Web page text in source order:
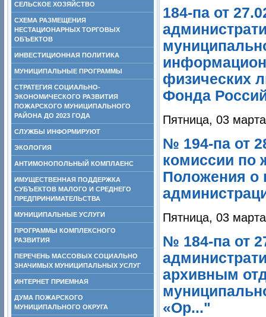
СЕЛЬСКОЕ ХОЗЯЙСТВО
СХЕМА РАЗМЕЩЕНИЯ
НЕСТАЦИОНАРНЫХ ТОРГОВЫХ
ОБЪЕКТОВ
ИНВЕСТИЦИОННАЯ ПОЛИТИКА
МУНИЦИПАЛЬНЫЕ ПРОГРАММЫ
СТРАТЕГИЯ СОЦИАЛЬНО-
ЭКОНОМИЧЕСКОГО РАЗВИТИЯ
ПОЖАРСКОГО МУНИЦИПАЛЬНОГО
РАЙОНА ДО 2023 ГОДА
СЛУЖБЫ ИНФОРМИРУЮТ
ЭКОЛОГИЯ
АНТИМОНОПОЛЬНЫЙ КОМПЛАЕНС
ИМУЩЕСТВЕННАЯ ПОДДЕРЖКА
СУБЪЕКТОВ МАЛОГО И СРЕДНЕГО
ПРЕДПРИНИМАТЕЛЬСТВА
МУНИЦИПАЛЬНЫЕ УСЛУГИ
ПРОГРАММЫ КОМПЛЕКСНОГО
РАЗВИТИЯ
ПЕРЕЧЕНЬ МАССОВЫХ СОЦИАЛЬНО
ЗНАЧИМЫХ МУНИЦИПАЛЬНЫХ УСЛУГ
ИНТЕРНЕТ ПРИЕМНАЯ
ДУМА ПОЖАРСКОГО
МУНИЦИПАЛЬНОГО ОКРУГА
184-па от
физических
Фонда
Пятница, 03
№ 194-па от
комиссии по
Положения о
Пятница, 03
№ 184-па от
архивным
«Ор..."